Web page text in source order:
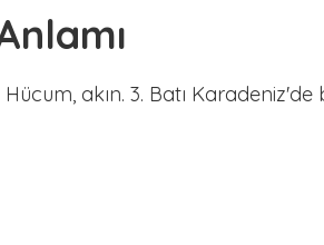
akın. 3. Batı Karadeniz'de